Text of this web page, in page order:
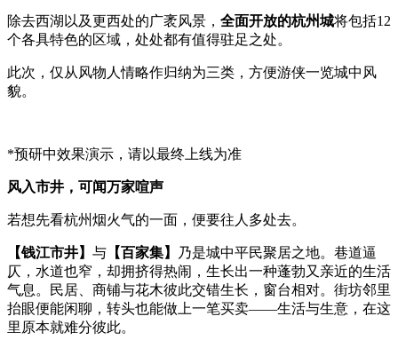
除去西湖以及更西处的广袤风景， 全面开放的杭州城将包括12
个各具特色的区域，处处都有值得驻足之处。
此次，仅从风物人情略作归纳为三类，方便游侠一览城中风
貌。
*预研中效果演示，请以最终上线为准
风入市井，可闻万家喧声
若想先看杭州烟火气的一面，便要往人多处去。
【钱江市井】 与 【百家集】
乃是城中平民聚居之地。巷道逼
仄，水道也窄，却拥挤得热闹，生长出一种蓬勃又亲近的生活
气息。民居、商铺与花木彼此交错生长，窗台相对。街坊邻里
抬眼便能闲聊，转头也能做上一笔买卖——生活与生意，在这
里原本就难分彼此。